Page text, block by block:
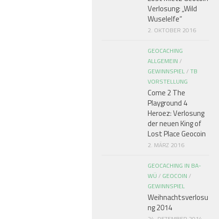
Verlosung: „Wild
Wuselelfe“
2. OKTOBER 2016
GEOCACHING
ALLGEMEIN /
GEWINNSPIEL/TB
VORSTELLUNG
Come 2 The
Playground 4
Heroez: Verlosung
der neuen King of
Lost Place Geocoin
2. MÄRZ 2016
GEOCACHING IN BA-
WÜ / GEOCOIN /
GEWINNSPIEL
Weihnachtsverlosu
ng 2014